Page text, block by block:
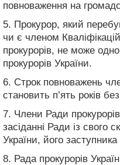
повноваження на
5. Прокурор, який
чи є членом
прокурорів, не може
прокурорів України.
6. Строк повноважень
становить п’ять років
7. Члени Ради
засіданні Ради із свого
України, його
8. Рада прокурорів